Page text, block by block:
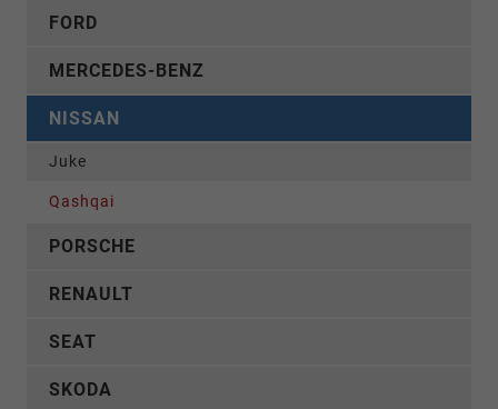
FORD
MERCEDES-BENZ
NISSAN
Juke
Qashqai
PORSCHE
RENAULT
SEAT
SKODA